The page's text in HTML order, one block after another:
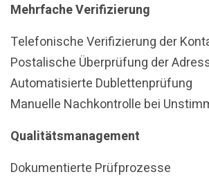
Mehrfache Verifizierung
Telefonische Verifizierung der
Postalische Überprüfung der
Automatisierte Dublettenprüfung
Manuelle Nachkontrolle bei
Qualitätsmanagement
Dokumentierte Prüfprozesse